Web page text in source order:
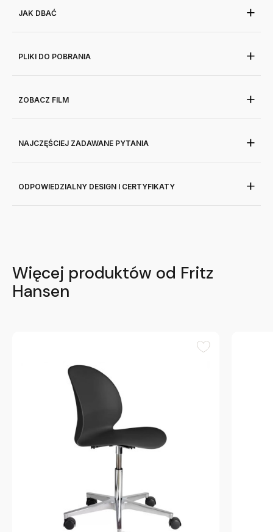
JAK DBAĆ
PLIKI DO POBRANIA
ZOBACZ FILM
NAJCZĘŚCIEJ ZADAWANE PYTANIA
ODPOWIEDZIALNY DESIGN I CERTYFIKATY
Więcej produktów od Fritz
Hansen